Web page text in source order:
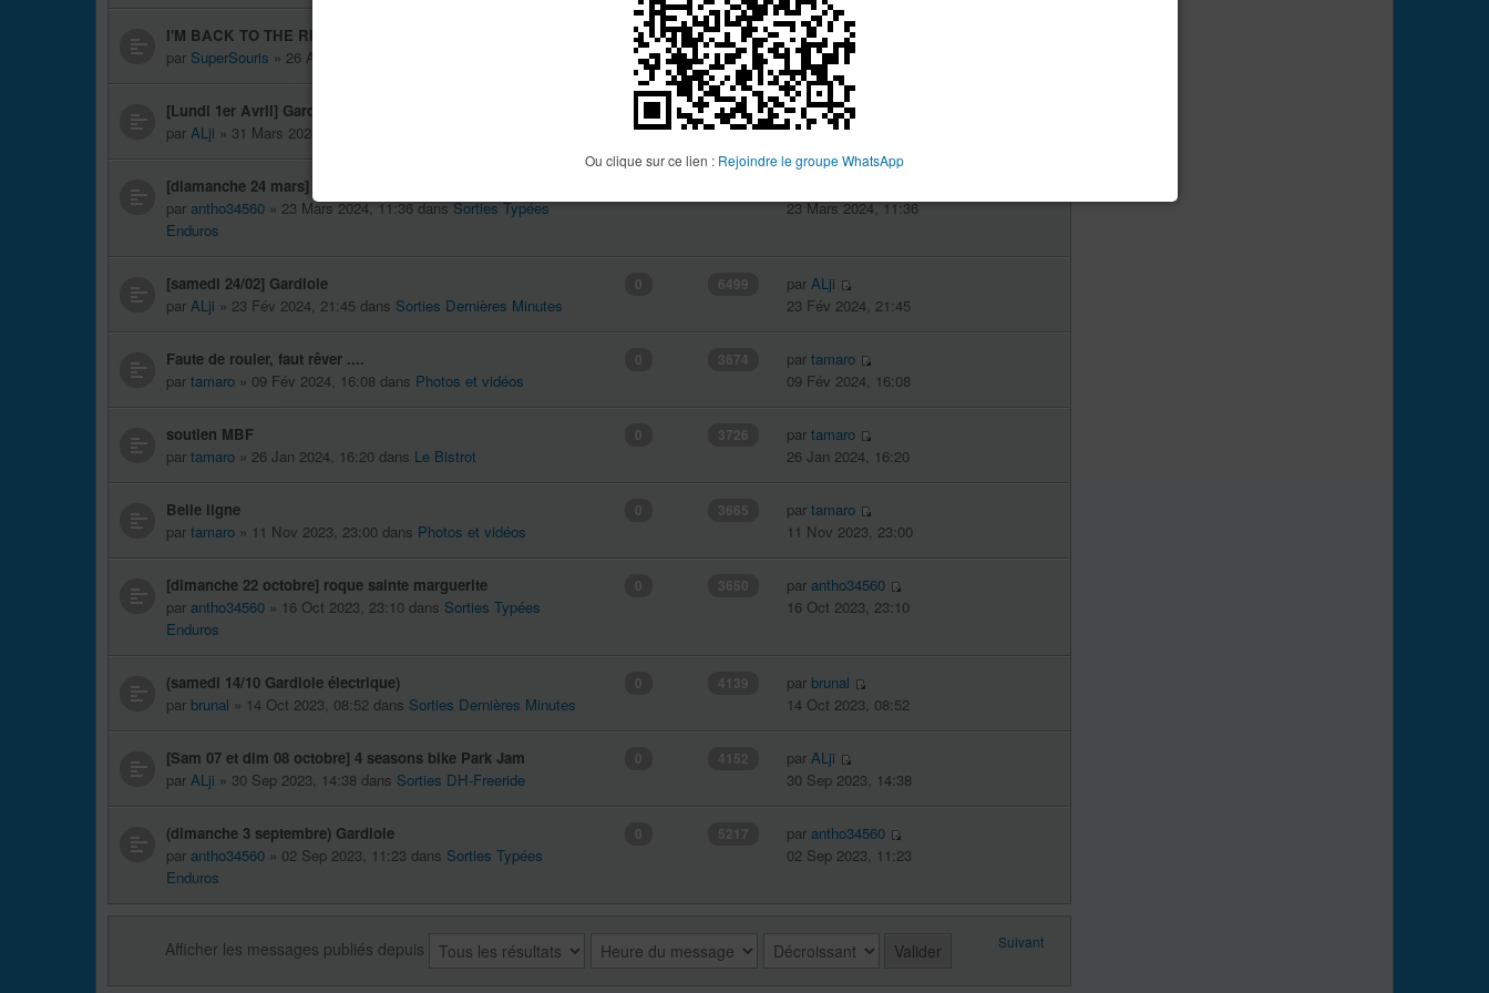
Ou clique sur ce lien : Rejoindre le groupe WhatsApp
I'M BACK TO THE RIDE
par SuperSouris » 26 Avr 2024, 16:31 dans
0 4768 parSuperSouris
26 Avr 2024, 16:31
[Lundi 1er Avril] Gardiole
par ALji » 31 Mars 2024, 16:59 dans
3060 parALji
31 Mars 2024, 16:59
[diamanche 24 mars] gardiole
par antho34560 » 23 Mars 2024, 11:36 dansSorties Typées
Enduros
23 Mars 2024, 11:36
[samedi 24/02] Gardiole
par ALji » 23 Fév 2024, 21:45 dans Sorties Dernières Minutes
0 6499 parALji
23 Fév 2024, 21:45
Faute de rouler, faut rêver ....
par tamaro » 09 Fév 2024, 16:08 dans Photos et vidéos
0 3674 partamaro
09 Fév 2024, 16:08
soutien MBF
par tamaro » 26 Jan 2024, 16:20 dans Le Bistrot
0 3726 partamaro
26 Jan 2024, 16:20
Belle ligne
par tamaro » 11 Nov 2023, 23:00 dans Photos et vidéos
0 3665 partamaro
11 Nov 2023, 23:00
[dimanche 22 octobre] roque sainte marguerite
par antho34560 » 16 Oct 2023, 23:10 dans Sorties Typées
Enduros
0 3650 par antho34560
16 Oct 2023, 23:10
(samedi 14/10 Gardiole électrique)
par brunal » 14 Oct 2023, 08:52 dans Sorties Dernières Minutes
0 4139 par brunal
14 Oct 2023, 08:52
[Sam 07 et dim 08 octobre] 4 seasons bike Park Jam
par ALji » 30 Sep 2023, 14:38 dans Sorties DH-Freeride
0 4152 parALji
30 Sep 2023, 14:38
(dimanche 3 septembre) Gardiole
par antho34560 » 02 Sep 2023, 11:23 dans Sorties Typées
Enduros
0 5217 par antho34560
02 Sep 2023, 11:23
Suivant
Afficher les messages publiés depuis